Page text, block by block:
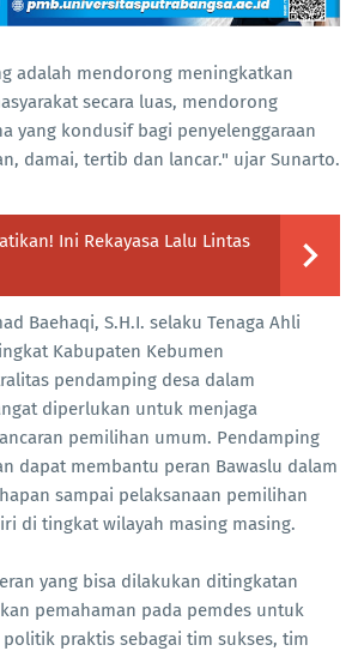
adalah mendorong meningkatkan
secara luas, mendorong
yang kondusif bagi penyelenggaraan
damai, tertib dan lancar." ujar Sunarto.
Ini Rekayasa Lalu Lintas
Baehaqi, S.H.I. selaku Tenaga Ahli
Kabupaten Kebumen
pendamping desa dalam
diperlukan untuk menjaga
pemilihan umum. Pendamping
dapat membantu peran Bawaslu dalam
sampai pelaksanaan pemilihan
di tingkat wilayah masing masing.
yang bisa dilakukan ditingkatan
pemahaman pada pemdes untuk
praktis sebagai tim sukses, tim